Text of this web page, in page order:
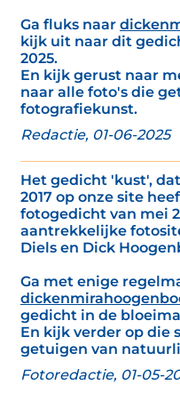
Ga fluks naar
kijk uit naar dit
2025.
En kijk gerust naar
naar alle foto's die
fotografiekunst.
Redactie, 01-06-2025
Het gedicht 'kust',
2017 op onze site
fotogedicht van mei
aantrekkelijke
Diels en Dick
Ga met enige
gedicht in de
En kijk verder op die
getuigen van
Fotoredactie, 01-05-